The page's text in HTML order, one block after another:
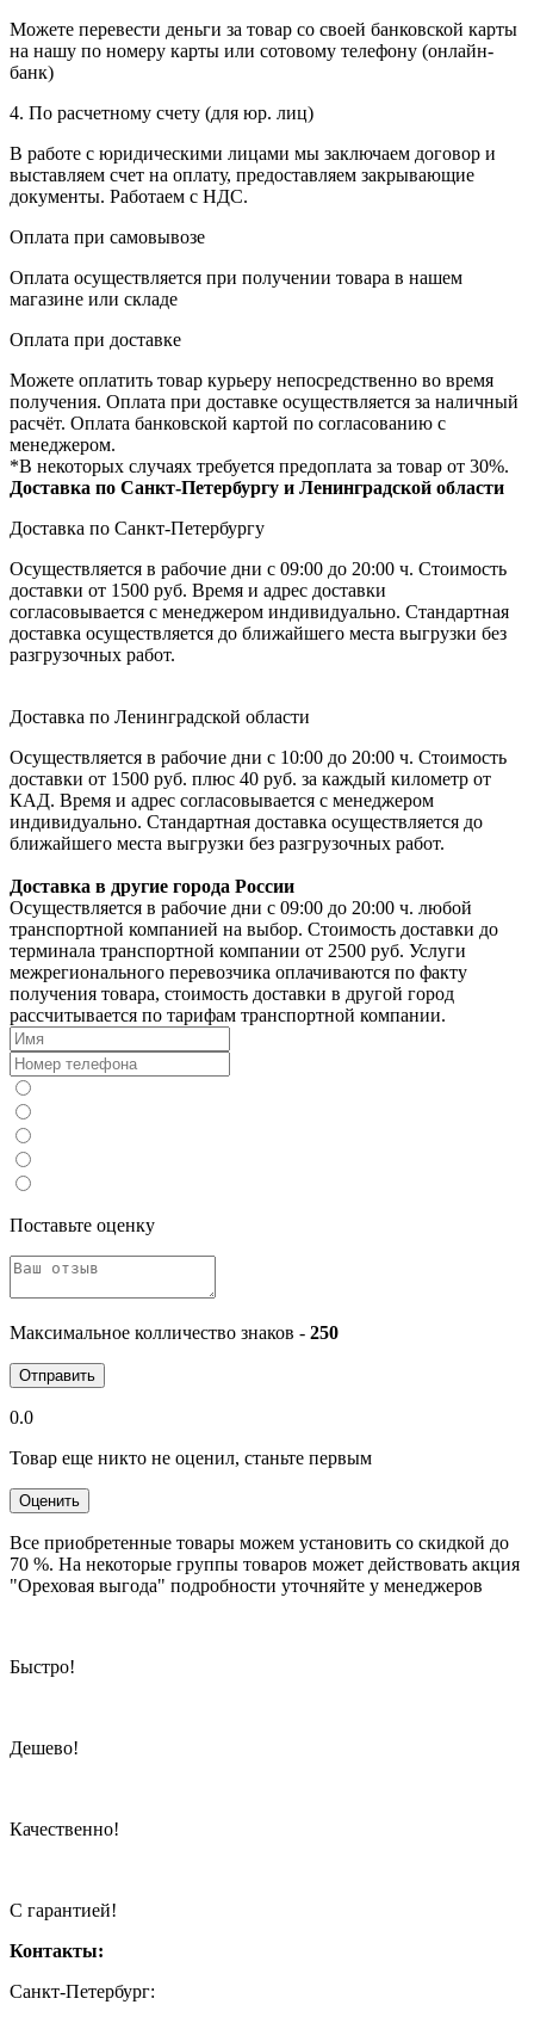
Можете перевести деньги за товар со своей банковской карты
на нашу по номеру карты или сотовому телефону (онлайн-
банк)
4. По расчетному счету (для юр. лиц)
В работе с юридическими лицами мы заключаем договор и
выставляем счет на оплату, предоставляем закрывающие
документы. Работаем с НДС.
Оплата при самовывозе
Оплата осуществляется при получении товара в нашем
магазине или складе
Оплата при доставке
Можете оплатить товар курьеру непосредственно во время
получения. Оплата при доставке осуществляется за наличный
расчёт. Оплата банковской картой по согласованию с
менеджером.
*В некоторых случаях требуется предоплата за товар от 30%.
Доставка по Санкт-Петербургу и Ленинградской области
Доставка по Санкт-Петербургу
Осуществляется в рабочие дни с 09:00 до 20:00 ч. Стоимость
доставки от 1500 руб. Время и адрес доставки
согласовывается с менеджером индивидуально. Стандартная
доставка осуществляется до ближайшего места выгрузки без
разгрузочных работ.
Доставка по Ленинградской области
Осуществляется в рабочие дни с 10:00 до 20:00 ч. Стоимость
доставки от 1500 руб. плюс 40 руб. за каждый километр от
КАД. Время и адрес согласовывается с менеджером
индивидуально. Стандартная доставка осуществляется до
ближайшего места выгрузки без разгрузочных работ.
Доставка в другие города России
Осуществляется в рабочие дни с 09:00 до 20:00 ч. любой
транспортной компанией на выбор. Стоимость доставки до
терминала транспортной компании от 2500 руб. Услуги
межрегионального перевозчика оплачиваются по факту
получения товара, стоимость доставки в другой город
рассчитывается по тарифам транспортной компании.
Поставьте оценку
Максимальное колличество знаков - 250
Отправить
0.0
Товар еще никто не оценил, станьте первым
Оценить
Все приобретенные товары можем установить со скидкой до
70 %. На некоторые группы товаров может действовать акция
"Ореховая выгода" подробности уточняйте у менеджеров
Быстро!
Дешево!
Качественно!
С гарантией!
Контакты:
Санкт-Петербург: